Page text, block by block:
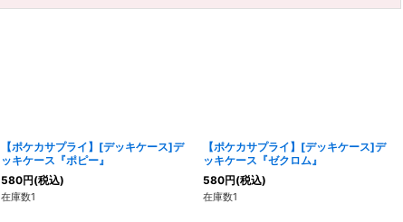
【ポケカサプライ】[デッキケース]デ
ッキケース『ポピー』
580円(税込)
在庫数1
【ポケカサプライ】[デッキケース]デ
ッキケース『ゼクロム』
580円(税込)
在庫数1